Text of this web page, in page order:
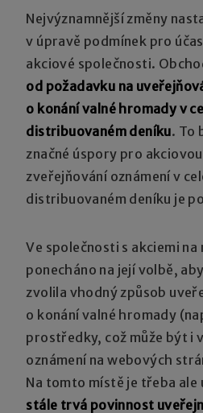
Nejvýznamnější změny
v úpravě podmínek pro
akciové společnosti.
od požadavku na
o konání valné hromady v
distribuovaném deníku. To
značné úspory pro
zveřejňování oznámení v
distribuovaném deníku je
Ve společnosti s akciemi
ponecháno na její volbě,
zvolila vhodný způsob
o konání valné hromady
prostředky, což může být i
oznámení na webových
Na tomto místě je třeba ale
stále trvá povinnost